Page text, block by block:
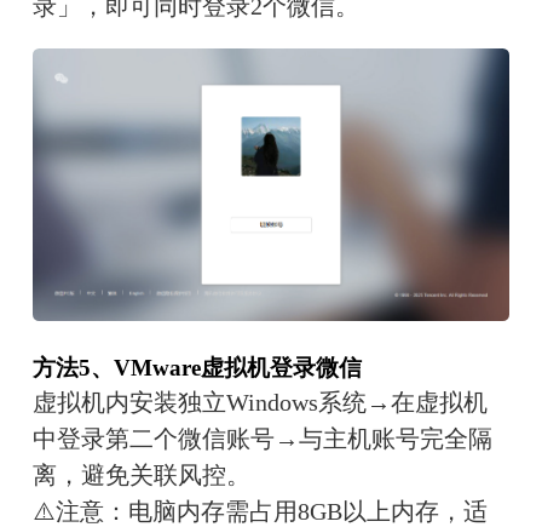
录」，即可同时登录2个微信。
方法5、VMware虚拟机登录微信
虚拟机内安装独立Windows系统→在虚拟机
中登录第二个微信账号→与主机账号完全隔
离，避免关联风控。
⚠️注意：电脑内存需占用8GB以上内存，适